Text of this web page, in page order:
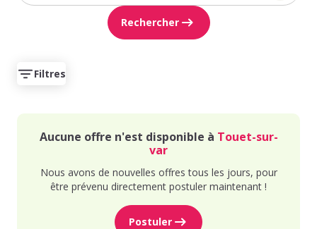
Rechercher
Filtres
Aucune offre n'est disponible à Touet-sur-
var
Nous avons de nouvelles offres tous les jours, pour
être prévenu directement postuler maintenant !
Postuler